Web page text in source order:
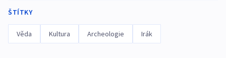
ŠTÍTKY
Věda Kultura Archeologie Irák